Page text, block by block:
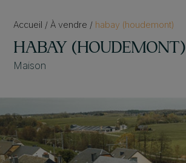
Accueil / À vendre / habay (houdemont)
HABAY (HOUDEMONT)
Maison